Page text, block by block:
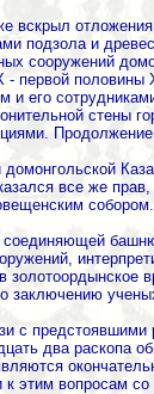
подзола и
сооружений
- первой половины
и его
стены
все же
соединяющей
заключению
с
два раскопа
этим вопросам